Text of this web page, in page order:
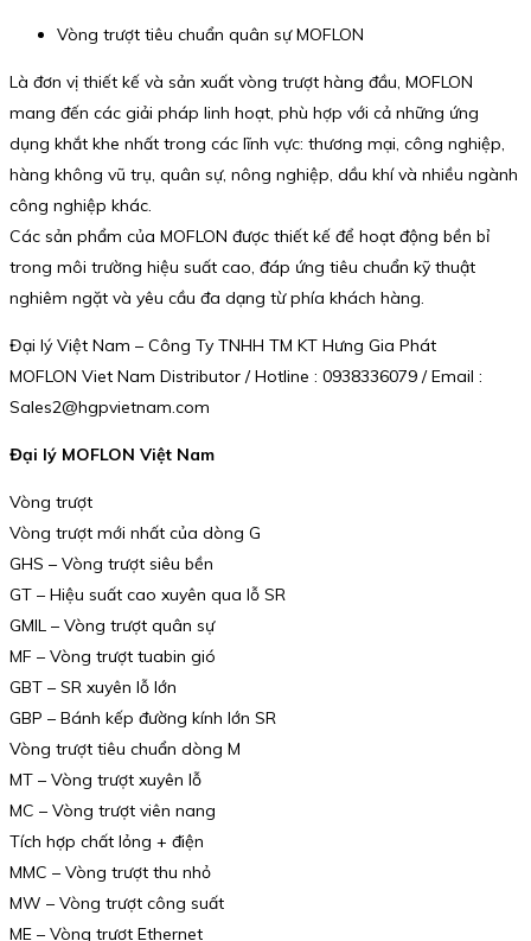
Vòng trượt tiêu chuẩn quân sự MOFLON
Là đơn vị thiết kế và sản xuất vòng trượt hàng đầu, MOFLON
mang đến các giải pháp linh hoạt, phù hợp với cả những ứng
dụng khắt khe nhất trong các lĩnh vực: thương mại, công nghiệp,
hàng không vũ trụ, quân sự, nông nghiệp, dầu khí và nhiều ngành
công nghiệp khác.
Các sản phẩm của MOFLON được thiết kế để hoạt động bền bỉ
trong môi trường hiệu suất cao, đáp ứng tiêu chuẩn kỹ thuật
nghiêm ngặt và yêu cầu đa dạng từ phía khách hàng.
Đại lý Việt Nam – Công Ty TNHH TM KT Hưng Gia Phát
MOFLON Viet Nam Distributor / Hotline : 0938336079 / Email :
Sales2@hgpvietnam.com
Đại lý MOFLON Việt Nam
Vòng trượt
Vòng trượt mới nhất của dòng G
GHS – Vòng trượt siêu bền
GT – Hiệu suất cao xuyên qua lỗ SR
GMIL – Vòng trượt quân sự
MF – Vòng trượt tuabin gió
GBT – SR xuyên lỗ lớn
GBP – Bánh kếp đường kính lớn SR
Vòng trượt tiêu chuẩn dòng M
MT – Vòng trượt xuyên lỗ
MC – Vòng trượt viên nang
Tích hợp chất lỏng + điện
MMC – Vòng trượt thu nhỏ
MW – Vòng trượt công suất
ME – Vòng trượt Ethernet